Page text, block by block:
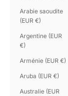
Arabie saoudite
(EUR €)
Argentine (EUR
€)
Arménie (EUR €)
Aruba (EUR €)
Australie (EUR